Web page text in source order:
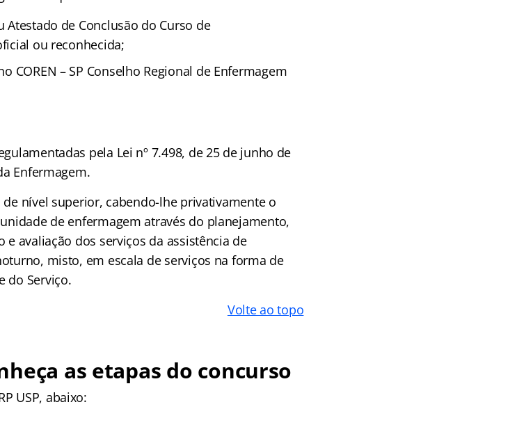
de Conclusão do Curso de
ou reconhecida;
COREN – SP Conselho Regional de Enfermagem
pela Lei nº 7.498, de 25 de junho de
Enfermagem.
de nível superior, cabendo-lhe privativamente o
de enfermagem através do planejamento,
e avaliação dos serviços da assistência de
misto, em escala de serviços na forma de
do Serviço.
Volte ao topo
as etapas do concurso
USP, abaixo: